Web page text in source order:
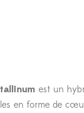
est un
en forme de